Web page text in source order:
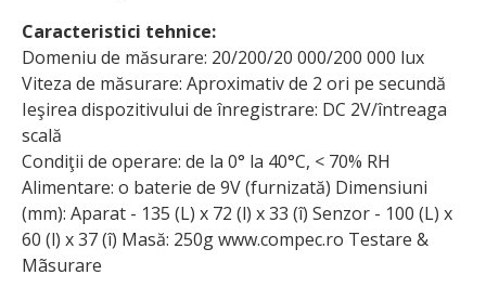
Caracteristici tehnice:
Domeniu de măsurare: 20/200/20 000/200 000 lux
Viteza de măsurare: Aproximativ de 2 ori pe secundă
Ieşirea dispozitivului de înregistrare: DC 2V/întreaga
scală
Condiţii de operare: de la 0° la 40°C, < 70% RH
Alimentare: o baterie de 9V (furnizată) Dimensiuni
(mm): Aparat - 135 (L) x 72 (l) x 33 (î) Senzor - 100 (L) x
60 (l) x 37 (î) Masă: 250g www.compec.ro Testare &
Mãsurare